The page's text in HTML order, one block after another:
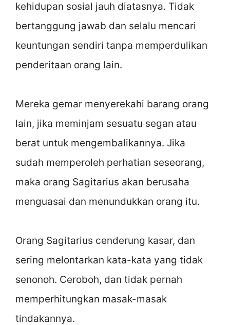
kehidupan sosial jauh diatasnya. Tidak
bertanggung jawab dan selalu mencari
keuntungan sendiri tanpa memperdulikan
penderitaan orang lain.
Mereka gemar menyerekahi barang orang
lain, jika meminjam sesuatu segan atau
berat untuk mengembalikannya. Jika
sudah memperoleh perhatian seseorang,
maka orang Sagitarius akan berusaha
menguasai dan menundukkan orang itu.
Orang Sagitarius cenderung kasar, dan
sering melontarkan kata-kata yang tidak
senonoh. Ceroboh, dan tidak pernah
memperhitungkan masak-masak
tindakannya.